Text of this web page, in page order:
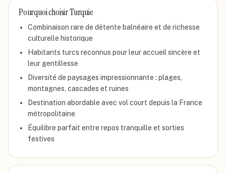
Pourquoi choisirTurquie
Combinaison rare de détente balnéaire et de richesse
culturelle historique
Habitants turcs reconnus pour leur accueil sincère et
leur gentillesse
Diversité de paysages impressionnante : plages,
montagnes, cascades et ruines
Destination abordable avec vol court depuis la France
métropolitaine
Équilibre parfait entre repos tranquille et sorties
festives